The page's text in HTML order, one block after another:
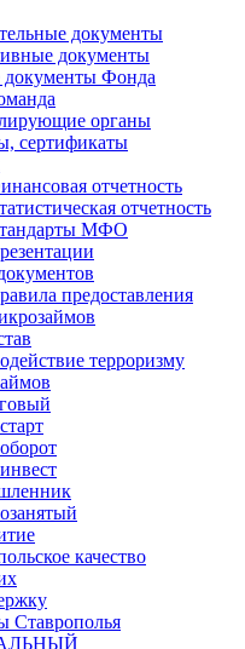
документы
документы
Фонда
органы
сертификаты
отчетность
отчетность
МФО
предоставления
терроризму
качество
Ставрополья